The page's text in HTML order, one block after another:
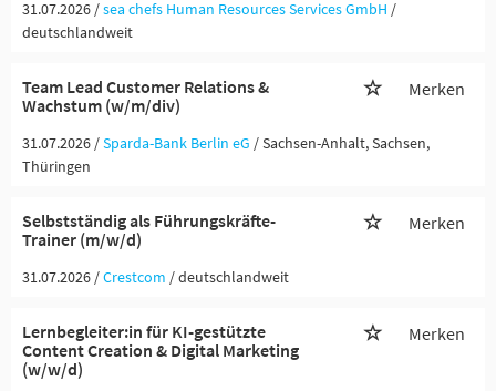
31.07.2026 /sea chefs Human Resources Services GmbH /
deutschlandweit
Team Lead Customer Relations &
Wachstum (w/m/div)
Merken
31.07.2026 /Sparda-Bank Berlin eG / Sachsen-Anhalt, Sachsen,
Thüringen
Selbstständig als Führungskräfte-
Trainer (m/w/d)
Merken
31.07.2026 /Crestcom / deutschlandweit
Lernbegleiter:in für KI-gestützte
Content Creation & Digital Marketing
(w/w/d)
Merken